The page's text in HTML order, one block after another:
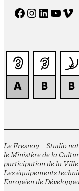
Facebook Instagram LinkedIn YouTube Vimeo
Le Fresnoy – Studio
le Ministère de la
participation de la Ville
Les équipements
Européen de